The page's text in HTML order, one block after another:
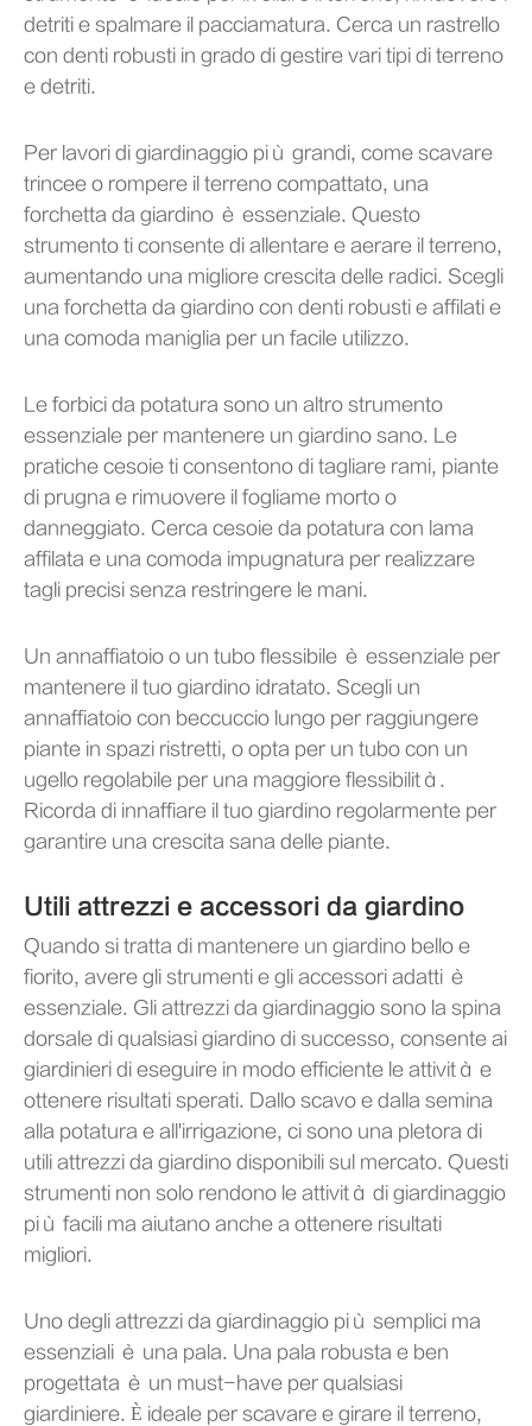
detriti e spalmare il pacciamatura. Cerca un rastrello
con denti robusti in grado di gestire vari tipi di terreno
e detriti.
Per lavori di giardinaggio più grandi, come scavare
trincee o rompere il terreno compattato, una
forchetta da giardino è essenziale. Questo
strumento ti consente di allentare e aerare il terreno,
aumentando una migliore crescita delle radici. Scegli
una forchetta da giardino con denti robusti e affilati e
una comoda maniglia per un facile utilizzo.
Le forbici da potatura sono un altro strumento
essenziale per mantenere un giardino sano. Le
pratiche cesoie ti consentono di tagliare rami, piante
di prugna e rimuovere il fogliame morto o
danneggiato. Cerca cesoie da potatura con lama
affilata e una comoda impugnatura per realizzare
tagli precisi senza restringere le mani.
Un annaffiatoio o un tubo flessibile è essenziale per
mantenere il tuo giardino idratato. Scegli un
annaffiatoio con beccuccio lungo per raggiungere
piante in spazi ristretti, o opta per un tubo con un
ugello regolabile per una maggiore flessibilità.
Ricorda di innaffiare il tuo giardino regolarmente per
garantire una crescita sana delle piante.
Utili attrezzi e accessori da giardino
Quando si tratta di mantenere un giardino bello e
fiorito, avere gli strumenti e gli accessori adatti è
essenziale. Gli attrezzi da giardinaggio sono la spina
dorsale di qualsiasi giardino di successo, consente ai
giardinieri di eseguire in modo efficiente le attività e
ottenere risultati sperati. Dallo scavo e dalla semina
alla potatura e all'irrigazione, ci sono una pletora di
utili attrezzi da giardino disponibili sul mercato. Questi
strumenti non solo rendono le attività di giardinaggio
più facili ma aiutano anche a ottenere risultati
migliori.
Uno degli attrezzi da giardinaggio più semplici ma
essenziali è una pala. Una pala robusta e ben
progettata è un must-have per qualsiasi
giardiniere. È ideale per scavare e girare il terreno,